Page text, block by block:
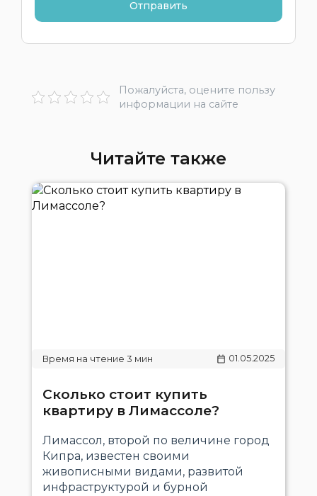
Пожалуйста, оцените пользу
информации на сайте
Читайте также
01.05.2025
Сколько стоит купить
квартиру в Лимассоле?
Лимассол, второй по величине город
Кипра, известен своими
живописными видами, развитой
инфраструктурой и бурной